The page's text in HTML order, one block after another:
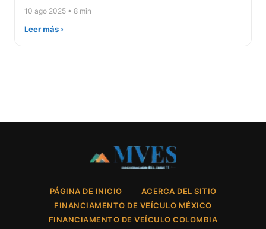
10 ago 2025 • 8 min
Leer más ›
PÁGINA DE INICIO
ACERCA DEL SITIO
FINANCIAMENTO DE VEÍCULO MÉXICO
FINANCIAMENTO DE VEÍCULO COLOMBIA